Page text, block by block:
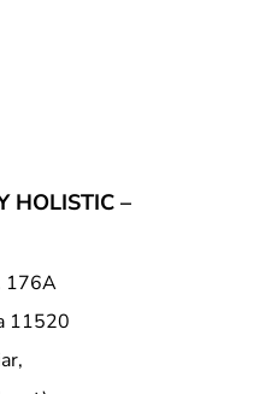
HOLISTIC –
176A
11520